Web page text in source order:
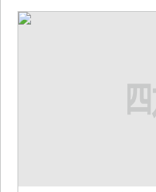
合